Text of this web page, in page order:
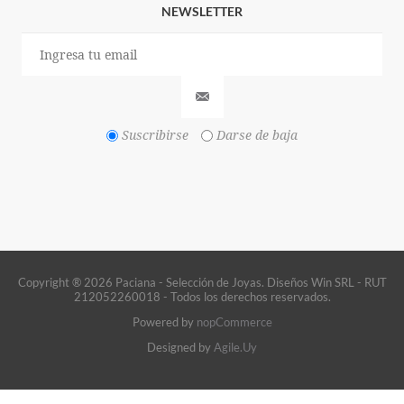
NEWSLETTER
Suscribirse Darse de baja
Copyright ® 2026 Paciana - Selección de Joyas. Diseños Win SRL - RUT
212052260018 - Todos los derechos reservados.
Powered by nopCommerce
Designed byAgile.Uy